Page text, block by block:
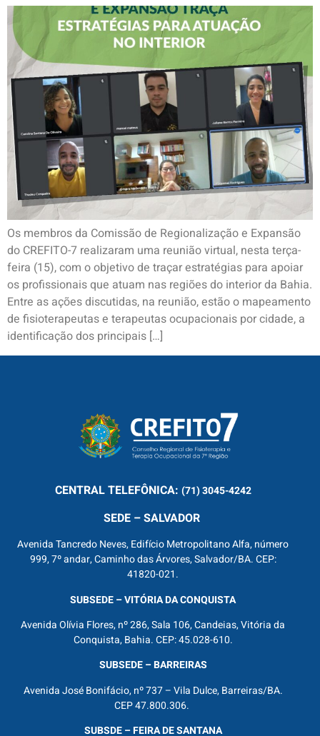
Os membros da Comissão de Regionalização e Expansão
do CREFITO-7 realizaram uma reunião virtual, nesta terça-
feira (15), com o objetivo de traçar estratégias para apoiar
os profissionais que atuam nas regiões do interior da Bahia.
Entre as ações discutidas, na reunião, estão o mapeamento
de fisioterapeutas e terapeutas ocupacionais por cidade, a
identificação dos principais […]
CENTRALTELEFÔNICA: (71) 3045-4242
SEDE – SALVADOR
Avenida Tancredo Neves, Edifício Metropolitano Alfa, número
999, 7º andar, Caminho das Árvores, Salvador/BA. CEP:
41820-021.
SUBSEDE – VITÓRIA DA CONQUISTA
Avenida Olívia Flores, nº 286, Sala 106, Candeias, Vitória da
Conquista, Bahia. CEP: 45.028-610.
SUBSEDE – BARREIRAS
Avenida José Bonifácio, nº 737 – Vila Dulce, Barreiras/BA.
CEP 47.800.306.
SUBSDE – FEIRA DE SANTANA